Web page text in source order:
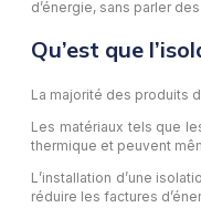
d’énergie, sans parler
Qu’est que
La majorité des produits
Les matériaux tels que
thermique et peuvent
L’installation d’une
réduire les factures